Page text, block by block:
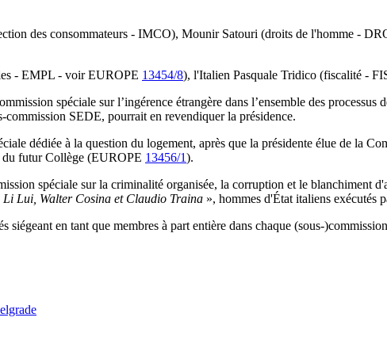
des consommateurs - IMCO), Mounir Satouri (droits de l'homme -
- EMPL - voir EUROPE 13454/8), l'Italien Pasquale Tridico (fiscalité -
spéciale sur l’ingérence étrangère dans l’ensemble des
commission SEDE, pourrait en revendiquer la présidence.
dédiée à la question du logement, après que la présidente élue de la
du futur Collège (EUROPE 13456/1).
spéciale sur la criminalité organisée, la corruption et le blanchiment
Lui, Walter Cosina et Claudio Traina », hommes d'État italiens exécutés
en tant que membres à part entière dans chaque (sous-